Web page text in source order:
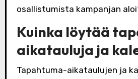
osallistumista kampanjan
Kuinka löytää
aikatauluja ja
Tapahtuma-aikataulujen ja